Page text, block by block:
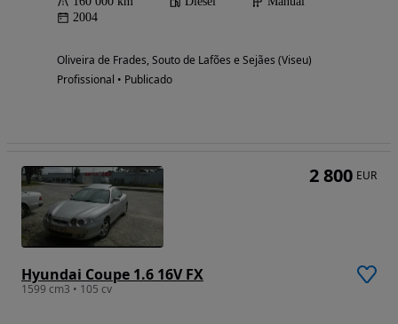
2004
Oliveira de Frades, Souto de Lafões e Sejães (Viseu)
Profissional • Publicado
Hyundai Coupe 1.6 16V FX
1599 cm3 • 105 cv
2 800 EUR